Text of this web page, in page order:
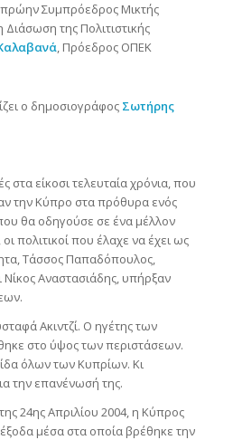
Συμπρόεδρος Μικτής
Διάσωση της Πολιτιστικής
, Πρόεδρος ΟΠΕΚ
ο δημοσιογράφος Σωτήρης
στα είκοσι τελευταία χρόνια, που
την Κύπρο στα πρόθυρα ενός
θα οδηγούσε σε ένα μέλλον
πολιτικοί που έλαχε να έχει ως
Τάσσος Παπαδόπουλος,
Νίκος Αναστασιάδης, υπήρξαν
Ακιντζί. Ο ηγέτης των
στο ύψος των περιστάσεων.
όλων των Κυπρίων. Κι
την επανένωσή της.
24ης Απριλίου 2004, η Κύπρος
μέσα στα οποία βρέθηκε την